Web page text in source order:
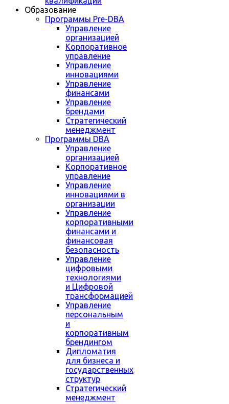
Образование
Программы Pre-DBA
Управление
организацией
Корпоративное
управление
Управление
инновациями
Управление
финансами
Управление
брендами
Стратегический
менеджмент
Программы DBA
Управление
организацией
Корпоративное
управление
Управление
инновациями в
организации
Управление
корпоративными
финансами и
финансовая
безопасность
Управление
цифровыми
технологиями
и Цифровой
трансформацией
Управление
персональным
и
корпоративным
брендингом
Дипломатия
для бизнеса и
государственных
структур
Стратегический
менеджмент